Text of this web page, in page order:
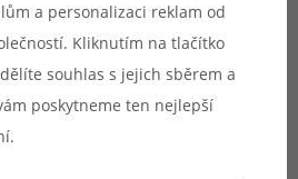
Iore Prime se nachází manuální
slouží pro regulaci přísunu
užívání. Pomocí posuvníku
výslednou tuhost potahu
a personalizaci reklam od
Kliknutím na tlačítko
souhlas s jejich sběrem a
poskytneme ten nejlepší